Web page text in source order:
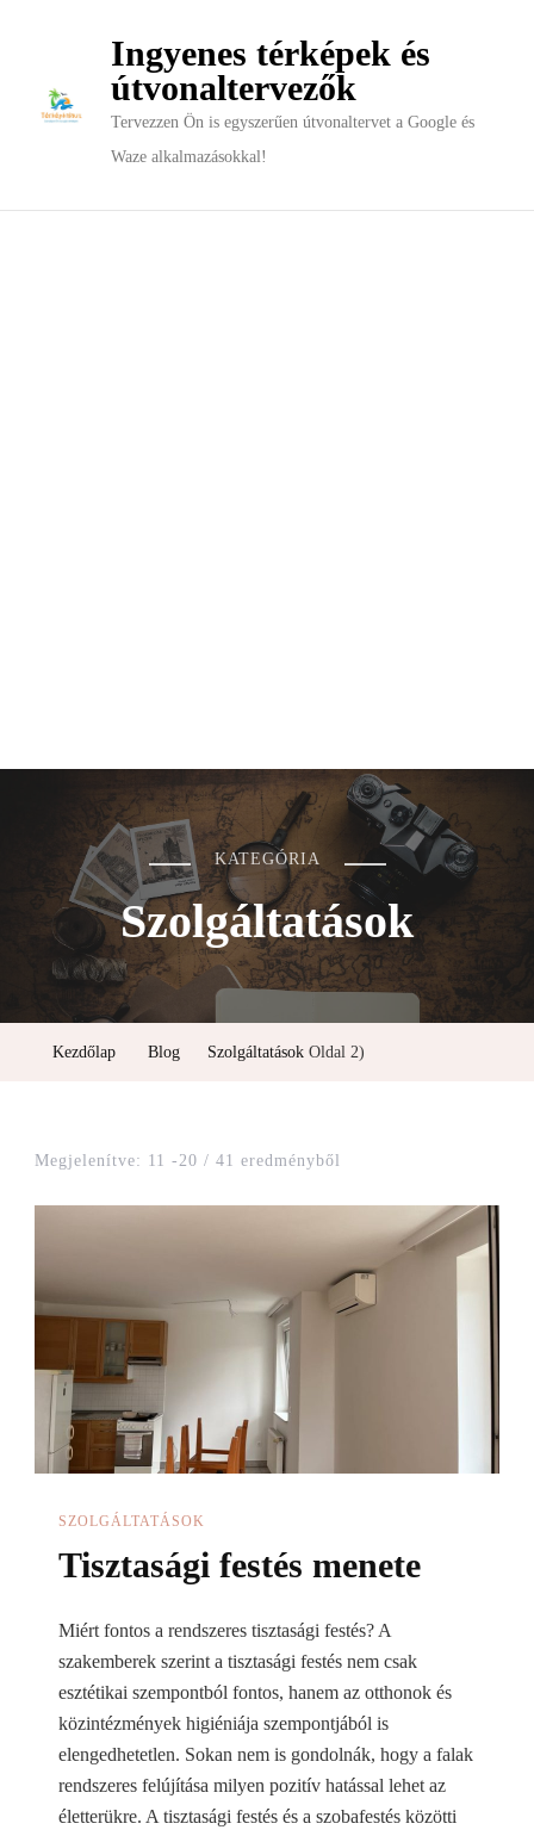
Ingyenes térképek és
útvonaltervezők
Tervezzen Ön is egyszerűen útvonaltervet a Google és
Waze alkalmazásokkal!
KATEGÓRIA
Szolgáltatások
Kezdőlap Blog Szolgáltatások Oldal 2)
Megjelenítve: 11 -20 / 41 eredményből
SZOLGÁLTATÁSOK
Tisztasági festés menete
Miért fontos a rendszeres tisztasági festés? A
szakemberek szerint a tisztasági festés nem csak
esztétikai szempontból fontos, hanem az otthonok és
közintézmények higiéniája szempontjából is
elengedhetetlen. Sokan nem is gondolnák, hogy a falak
rendszeres felújítása milyen pozitív hatással lehet az
életterükre. A tisztasági festés és a szobafestés közötti